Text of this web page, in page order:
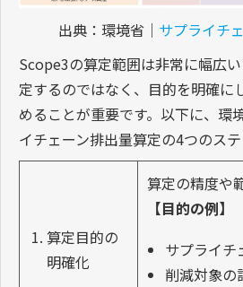
出典：環境省｜ サプライチ
Scope3の算定範囲は非常に幅広
定するのではなく、目的を明確に
めることが重要です。以下に、環
イチェーン排出量算定の4つのステ
算定目的の
明確化
算定の精度や
【目的の例】
サプライチ
削減対象の